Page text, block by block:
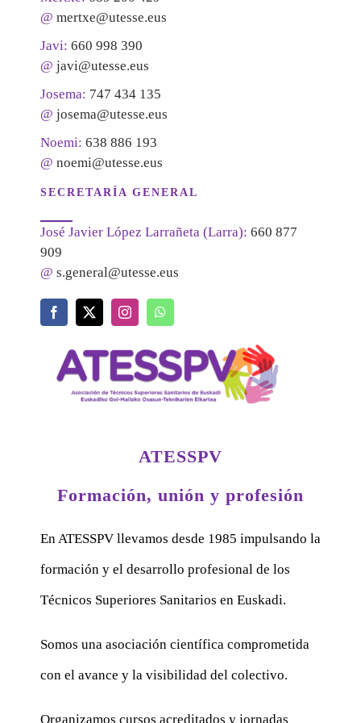
@ mertxe@utesse.eus
Javi: 660 998 390
@ javi@utesse.eus
Josema: 747 434 135
@ josema@utesse.eus
Noemi: 638 886 193
@ noemi@utesse.eus
SECRETARÍA GENERAL
José Javier López Larrañeta (Larra): 660 877
909
@ s.general@utesse.eus
ATESSPV
Formación, unión y profesión
En ATESSPV llevamos desde 1985 impulsando la
formación y el desarrollo profesional de los
Técnicos Superiores Sanitarios en Euskadi.
Somos una asociación científica comprometida
con el avance y la visibilidad del colectivo.
Organizamos cursos acreditados y jornadas